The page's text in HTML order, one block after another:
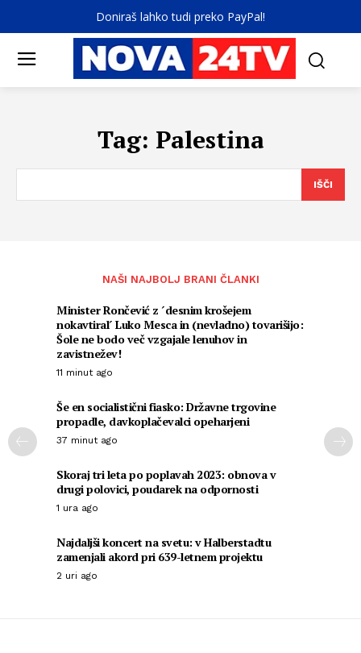
Doniraš lahko tudi preko PayPal!
Tag: Palestina
IŠČI
NAŠI NAJBOLJ BRANI ČLANKI
Minister Rončević z ´desnim krošejem
nokavtiral´ Luko Mesca in (nevladno) tovarišijo:
Šole ne bodo več vzgajale lenuhov in
zavistnežev!
11 minut ago
Še en socialistični fiasko: Državne trgovine
propadle, davkoplačevalci opeharjeni
37 minut ago
Skoraj tri leta po poplavah 2023: obnova v
drugi polovici, poudarek na odpornosti
1 ura ago
Najdaljši koncert na svetu: v Halberstadtu
zamenjali akord pri 639-letnem projektu
2 uri ago